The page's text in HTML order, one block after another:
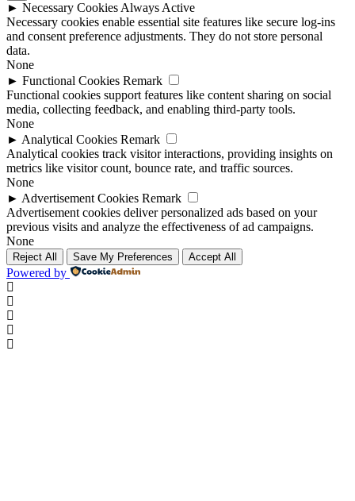
► Necessary CookiesAlways Active
Necessary cookies enable essential site features like secure log-ins
and consent preference adjustments. They do not store personal
data.
None
► Functional Cookies Remark
Functional cookies support features like content sharing on social
media, collecting feedback, and enabling third-party tools.
None
► Analytical Cookies Remark
Analytical cookies track visitor interactions, providing insights on
metrics like visitor count, bounce rate, and traffic sources.
None
► Advertisement Cookies Remark
Advertisement cookies deliver personalized ads based on your
previous visits and analyze the effectiveness of ad campaigns.
None
Reject All Save My Preferences Accept All
Powered by